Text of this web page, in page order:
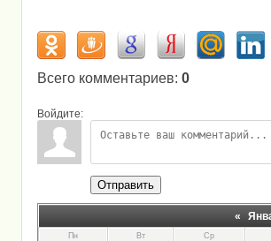
Всего комментариев: 0
Войдите:
Отправить
«
Пн Вт Ср